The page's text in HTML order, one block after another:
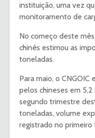
instituição, uma vez
monitoramento de
No começo deste
chinês estimou as
toneladas.
Para maio, o
pelos chineses em
segundo trimestre
toneladas, volume
registrado no primeiro